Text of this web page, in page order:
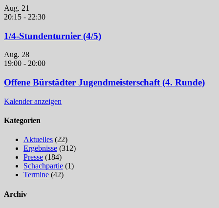
Aug. 21
20:15 - 22:30
1/4-Stundenturnier (4/5)
Aug. 28
19:00 - 20:00
Offene Bürstädter Jugendmeisterschaft (4. Runde)
Kalender anzeigen
Kategorien
Aktuelles (22)
Ergebnisse (312)
Presse (184)
Schachpartie (1)
Termine (42)
Archiv